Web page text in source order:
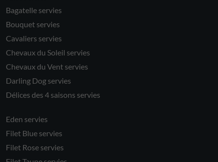
Bagatelle servies
Bouquet servies
Cavaliers servies
Chevaux du Soleil servies
Chevaux du Vent servies
Darling Dog servies
Délices des 4 saisons servies
Eden servies
Filet Blue servies
Filet Rose servies